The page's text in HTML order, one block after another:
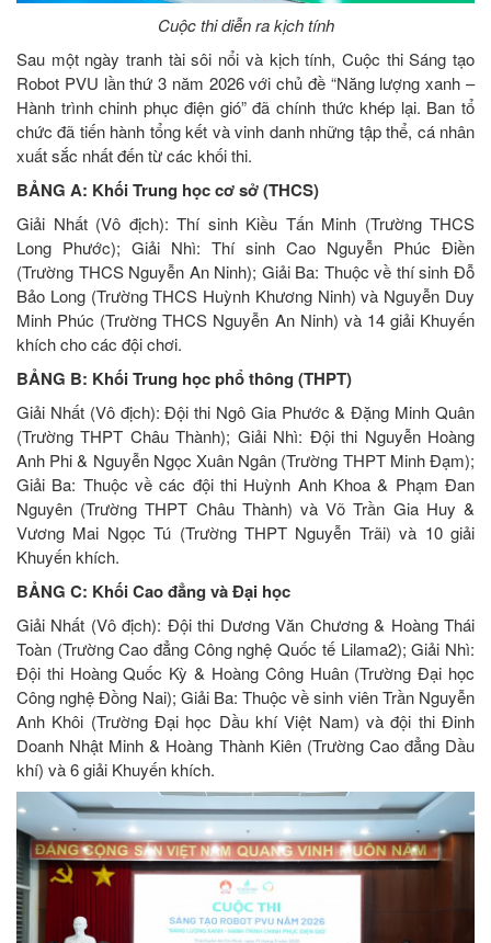
Cuộc thi diễn ra kịch tính
Sau một ngày tranh tài sôi nổi và kịch tính, Cuộc thi Sáng tạo
Robot PVU lần thứ 3 năm 2026 với chủ đề “Năng lượng xanh –
Hành trình chinh phục điện gió” đã chính thức khép lại. Ban tổ
chức đã tiến hành tổng kết và vinh danh những tập thể, cá nhân
xuất sắc nhất đến từ các khối thi.
BẢNG A: Khối Trung học cơ sở (THCS)
Giải Nhất (Vô địch): Thí sinh Kiều Tấn Minh (Trường THCS
Long Phước); Giải Nhì: Thí sinh Cao Nguyễn Phúc Điền
(Trường THCS Nguyễn An Ninh); Giải Ba: Thuộc về thí sinh Đỗ
Bảo Long (Trường THCS Huỳnh Khương Ninh) và Nguyễn Duy
Minh Phúc (Trường THCS Nguyễn An Ninh) và 14 giải Khuyến
khích cho các đội chơi.
BẢNG B: Khối Trung học phổ thông (THPT)
Giải Nhất (Vô địch): Đội thi Ngô Gia Phước & Đặng Minh Quân
(Trường THPT Châu Thành); Giải Nhì: Đội thi Nguyễn Hoàng
Anh Phi & Nguyễn Ngọc Xuân Ngân (Trường THPT Minh Đạm);
Giải Ba: Thuộc về các đội thi Huỳnh Anh Khoa & Phạm Đan
Nguyên (Trường THPT Châu Thành) và Võ Trần Gia Huy &
Vương Mai Ngọc Tú (Trường THPT Nguyễn Trãi) và 10 giải
Khuyến khích.
BẢNG C: Khối Cao đẳng và Đại học
Giải Nhất (Vô địch): Đội thi Dương Văn Chương & Hoàng Thái
Toàn (Trường Cao đẳng Công nghệ Quốc tế Lilama2); Giải Nhì:
Đội thi Hoàng Quốc Kỳ & Hoàng Công Huân (Trường Đại học
Công nghệ Đồng Nai); Giải Ba: Thuộc về sinh viên Trần Nguyễn
Anh Khôi (Trường Đại học Dầu khí Việt Nam) và đội thi Đinh
Doanh Nhật Minh & Hoàng Thành Kiên (Trường Cao đẳng Dầu
khí) và 6 giải Khuyến khích.